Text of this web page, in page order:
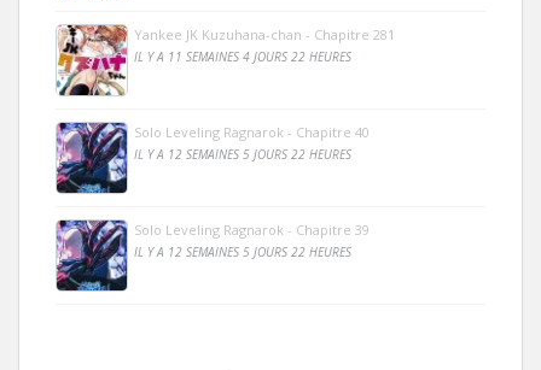
Yankee JK Kuzuhana-chan - Chapitre 281
IL Y A 11 SEMAINES 4 JOURS 22 HEURES
Solo Leveling Ragnarok - Chapitre 40
IL Y A 12 SEMAINES 5 JOURS 22 HEURES
Solo Leveling Ragnarok - Chapitre 39
IL Y A 12 SEMAINES 5 JOURS 22 HEURES